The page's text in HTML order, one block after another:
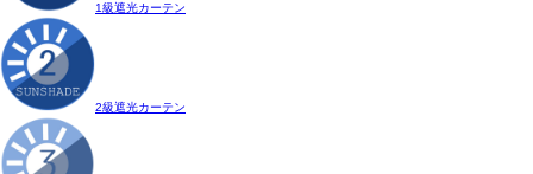
1級遮光カーテン
2級遮光カーテン